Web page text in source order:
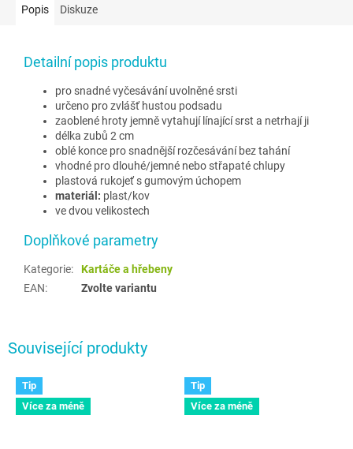
Související produkty
Tip
Více za méně
Tip
Více za méně
Popis Diskuze
Detailní popis produktu
pro snadné vyčesávání uvolněné srsti
určeno pro zvlášť hustou podsadu
zaoblené hroty jemně vytahují línající srst a netrhají ji
délka zubů 2 cm
oblé konce pro snadnější rozčesávání bez tahání
vhodné pro dlouhé/jemné nebo střapaté chlupy
plastová rukojeť s gumovým úchopem
materiál: plast/kov
ve dvou velikostech
Doplňkové parametry
Kategorie:
Kartáče a hřebeny
EAN: Zvolte variantu